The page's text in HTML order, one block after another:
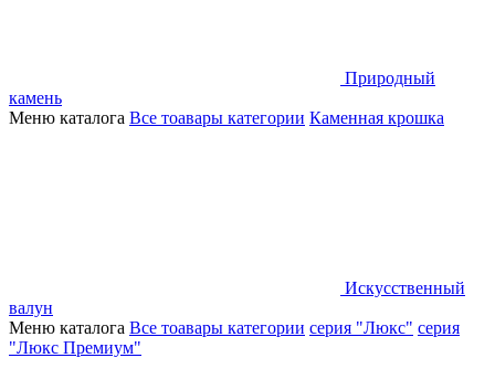
Природный
камень
Меню каталога Все тоавары категории Каменная крошка
Искусственный
валун
Меню каталога Все тоавары категории серия "Люкс" серия
"Люкс Премиум"